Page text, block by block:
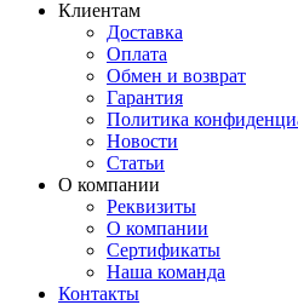
Клиентам
Доставка
Оплата
Обмен и возврат
Гарантия
Политика
Новости
Статьи
О компании
Реквизиты
О компании
Сертификаты
Наша команда
Контакты